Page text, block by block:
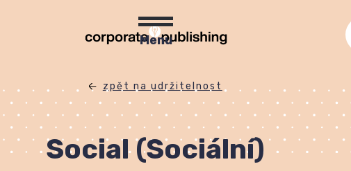
Menu
zpět na udržitelnost
Social (Sociální)